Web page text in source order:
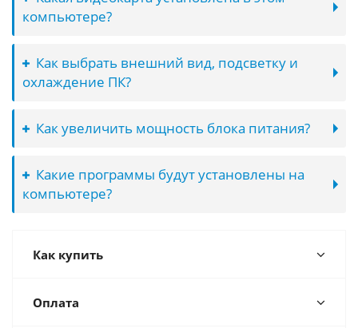
компьютере?
Как выбрать внешний вид, подсветку и
охлаждение ПК?
Как увеличить мощность блока питания?
Какие программы будут установлены на
компьютере?
Как купить
Оплата